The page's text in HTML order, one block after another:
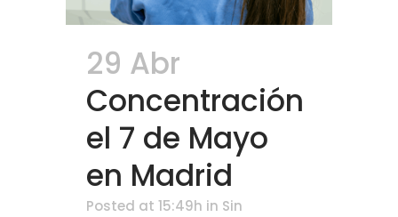
29 Abr
Concentración
el 7 de Mayo
en Madrid
Posted at 15:49h in Sin